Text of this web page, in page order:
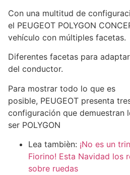
Con una multitud de
el PEUGEOT POLYGON
vehículo con múltiples facetas.
Diferentes facetas para
del conductor.
Para mostrar todo lo que es
posible, PEUGEOT presenta
configuración que demuestran
ser POLYGON
Lea tambièn: ¡No es un
Fiorino! Esta Navidad los
sobre ruedas